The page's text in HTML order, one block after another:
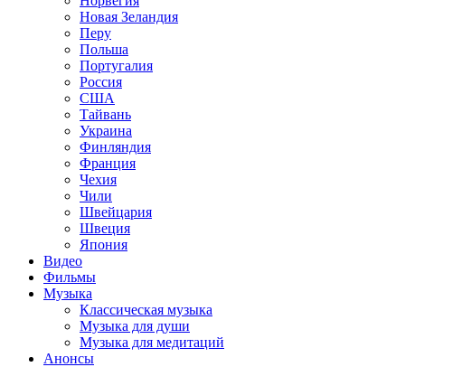
Новая Зеландия
Перу
Польша
Португалия
Россия
США
Тайвань
Украина
Финляндия
Франция
Чехия
Чили
Швейцария
Швеция
Япония
Видео
Фильмы
Музыка
Классическая музыка
Музыка для души
Музыка для медитаций
Анонсы